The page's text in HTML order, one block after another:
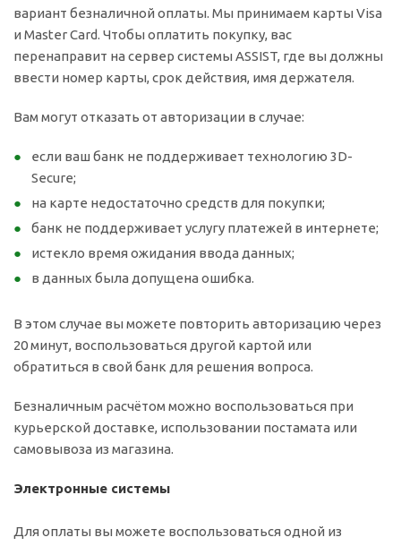
вариант безналичной оплаты. Мы принимаем карты Visa
и Master Card. Чтобы оплатить покупку, вас
перенаправит на сервер системы ASSIST, где вы должны
ввести номер карты, срок действия, имя держателя.
Вам могут отказать от авторизации в случае:
если ваш банк не поддерживает технологию 3D-
Secure;
на карте недостаточно средств для покупки;
банк не поддерживает услугу платежей в интернете;
истекло время ожидания ввода данных;
в данных была допущена ошибка.
В этом случае вы можете повторить авторизацию через
20 минут, воспользоваться другой картой или
обратиться в свой банк для решения вопроса.
Безналичным расчётом можно воспользоваться при
курьерской доставке, использовании постамата или
самовывоза из магазина.
Электронные системы
Для оплаты вы можете воспользоваться одной из